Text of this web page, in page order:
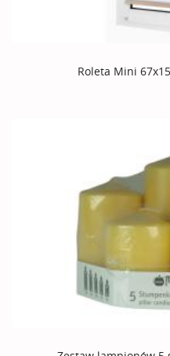
Roleta Mini